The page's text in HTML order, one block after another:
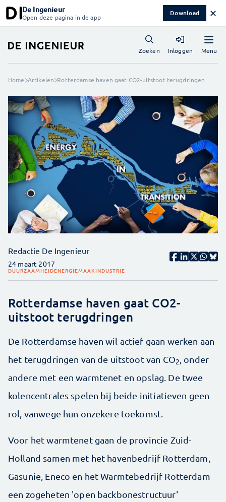
De Ingenieur
Open deze pagina in de app Download ✕
Menu
Zoeken Inloggen
Home Artikelen Rotterdamse haven gaat CO2-uitstoot terugdringen
Redactie De Ingenieur
24 maart 2017
DUURZAAMHEIDENERGIEMAAKINDUSTRIE
Rotterdamse haven gaat CO2-
uitstoot terugdringen
De Rotterdamse haven wil actief gaan werken aan
het terugdringen van de uitstoot van CO2 , onder
andere met een warmtenet en opslag. De twee
kolencentrales spelen bij beide initiatieven geen
rol, vanwege hun onzekere toekomst.
Voor het warmtenet gaan de provincie Zuid-
Holland samen met het havenbedrijf Rotterdam,
Gasunie, Eneco en het Warmtebedrijf Rotterdam
een zogeheten 'open backbonestructuur'